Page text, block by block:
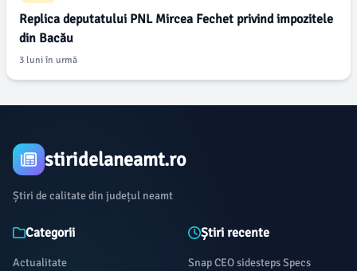
Replica deputatului PNL Mircea Fechet privind impozitele
din Bacău
3 luni în urmă
stiridelaneamt.ro
Știri de calitate din județul neamt
Categorii
Actualitate
Știri recente
Snap CEO sidesteps Specs